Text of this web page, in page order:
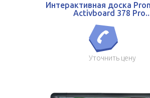
Интерактивная доска
Activboard 378
Уточнить цену